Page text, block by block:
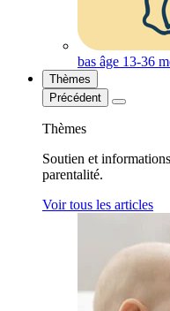
bas âge 13-36
Thèmes
Précédent
Thèmes
Soutien et
parentalité.
Voir tous les articles